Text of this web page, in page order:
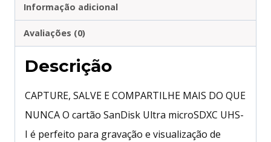
Informação adicional
Avaliações (0)
Descrição
CAPTURE, SALVE E COMPARTILHE MAIS DO QUE
NUNCA O cartão SanDisk Ultra microSDXC UHS-
I é perfeito para gravação e visualização de